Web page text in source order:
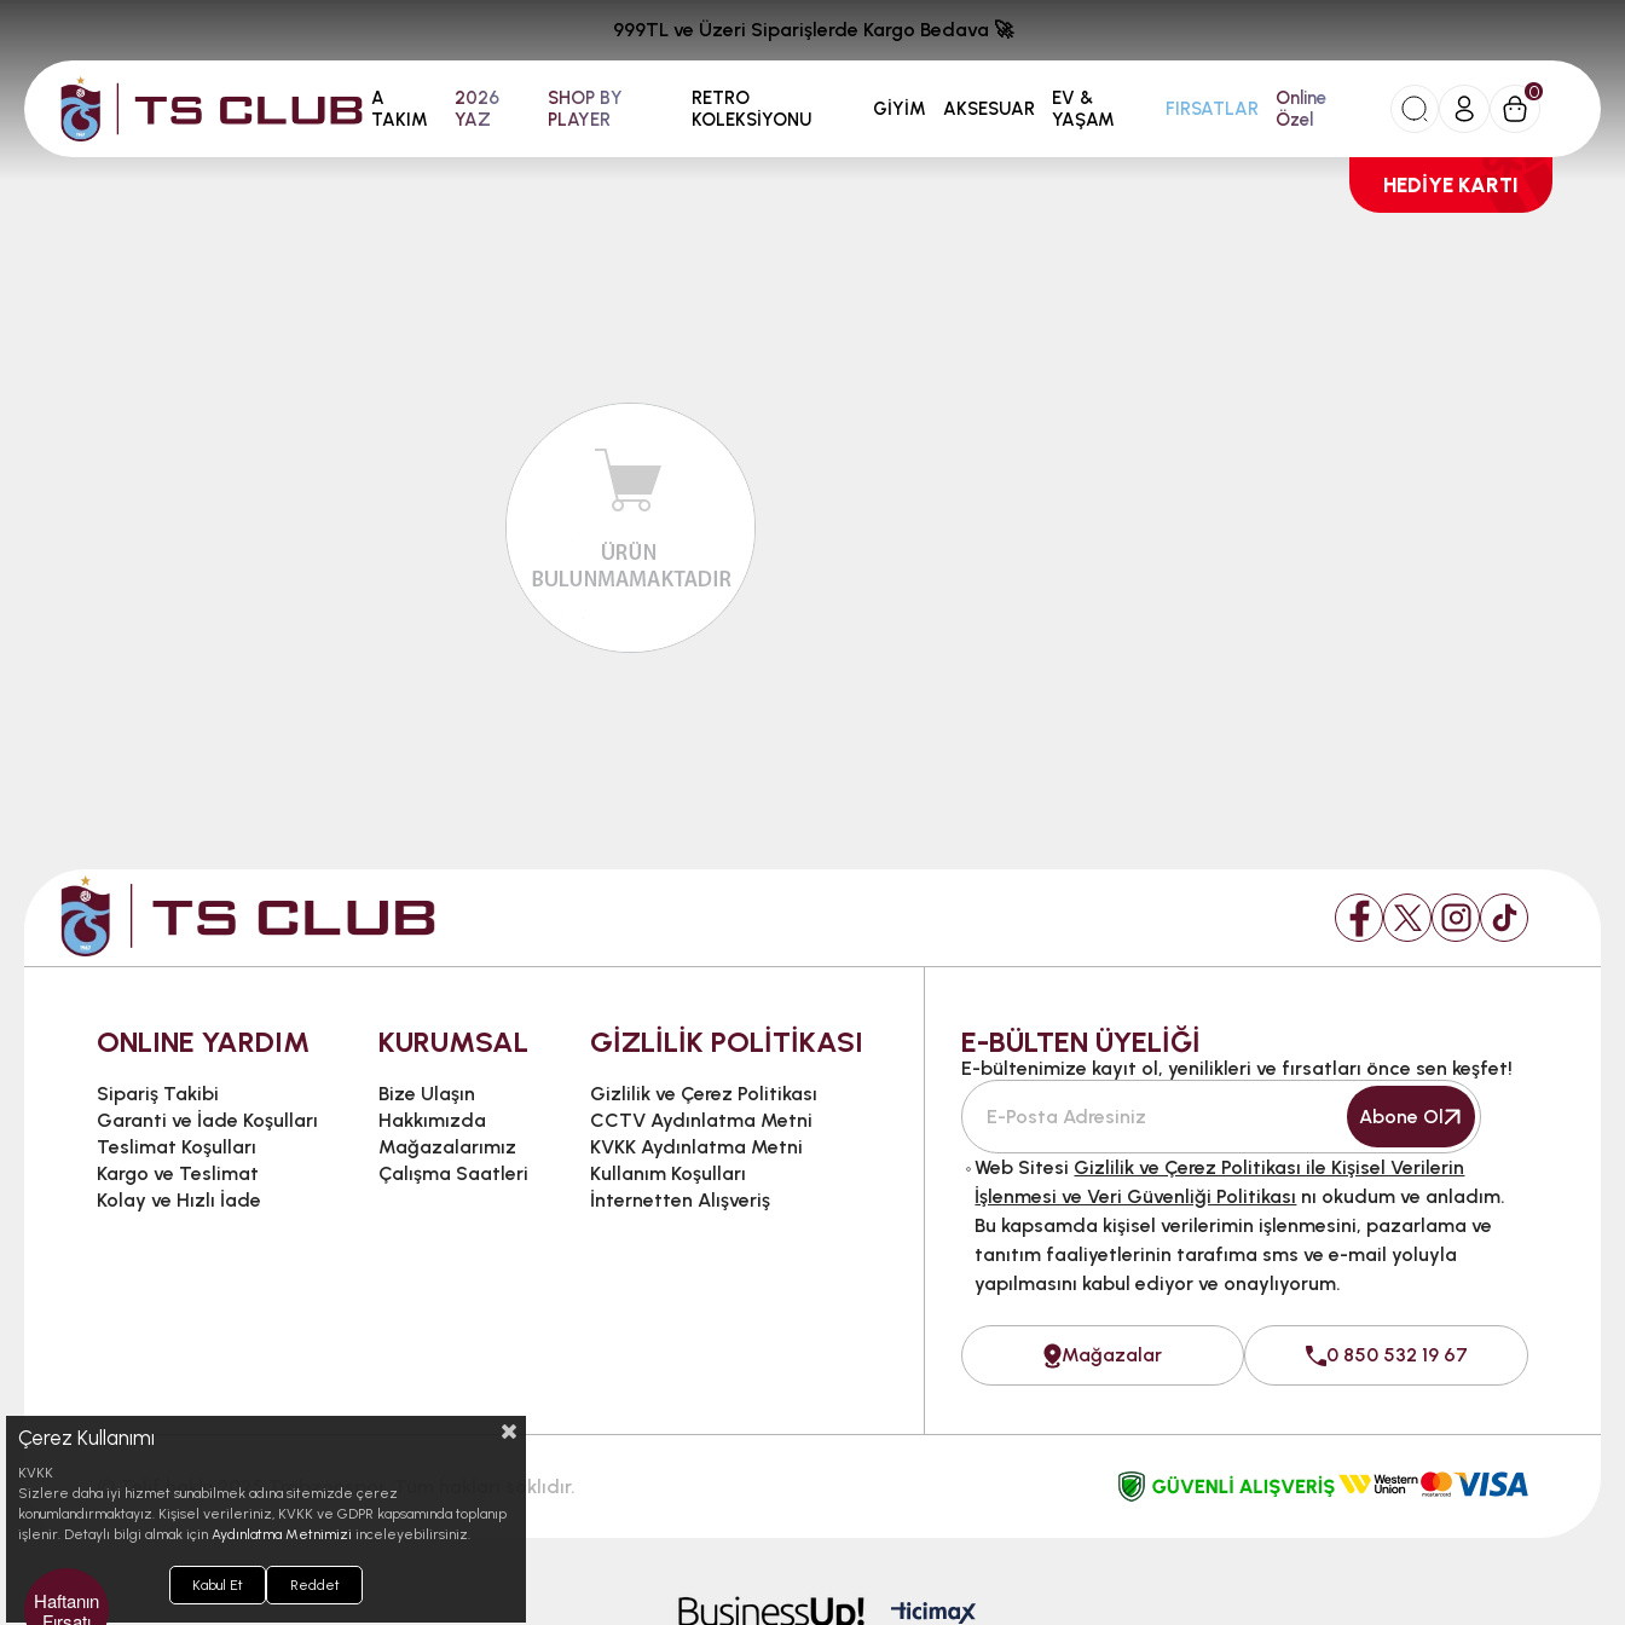
A
TAKIM
2026
YAZ
SHOP BY
PLAYER
RETRO
KOLEKSİYONU
GİYİM AKSESUAR
EV &
YAŞAM
FIRSATLAR
Online
Özel
0
HEDİYE KARTI
999TL ve Üzeri Siparişlerde Kargo Bedava 🚀
ONLINE YARDIM
Sipariş Takibi
Garanti ve İade Koşulları
Teslimat Koşulları
Kargo ve Teslimat
Kolay ve Hızlı İade
KURUMSAL
Bize Ulaşın
Hakkımızda
Mağazalarımız
Çalışma Saatleri
GİZLİLİK POLİTİKASI
Gizlilik ve Çerez Politikası
CCTV Aydınlatma Metni
KVKK Aydınlatma Metni
Kullanım Koşulları
İnternetten Alışveriş
E-BÜLTEN ÜYELİĞİ
E-bültenimize kayıt ol, yenilikleri ve fırsatları önce sen keşfet!
Abone Ol
Web Sitesi Gizlilik ve Çerez Politikası ile Kişisel Verilerin
İşlenmesi ve Veri Güvenliği Politikası nı okudum ve anladım.
Bu kapsamda kişisel verilerimin işlenmesini, pazarlama ve
tanıtım faaliyetlerinin tarafıma sms ve e-mail yoluyla
yapılmasını kabul ediyor ve onaylıyorum.
Mağazalar 0 850 532 19 67
© Telif hakkı 2025 Trabzonspor. Tüm hakları saklıdır.
Çerez Kullanımı
KVKK
Sizlere daha iyi hizmet sunabilmek adına sitemizde çerez
konumlandırmaktayız. Kişisel verileriniz, KVKK ve GDPR kapsamında toplanıp
işlenir. Detaylı bilgi almak için Aydınlatma Metnimizi inceleyebilirsiniz.
Kabul Et Reddet
Haftanın